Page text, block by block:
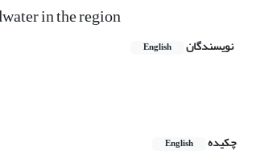
in the region
نویسندگان English
چکیده
English